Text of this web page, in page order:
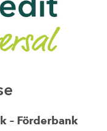
– Förderbank